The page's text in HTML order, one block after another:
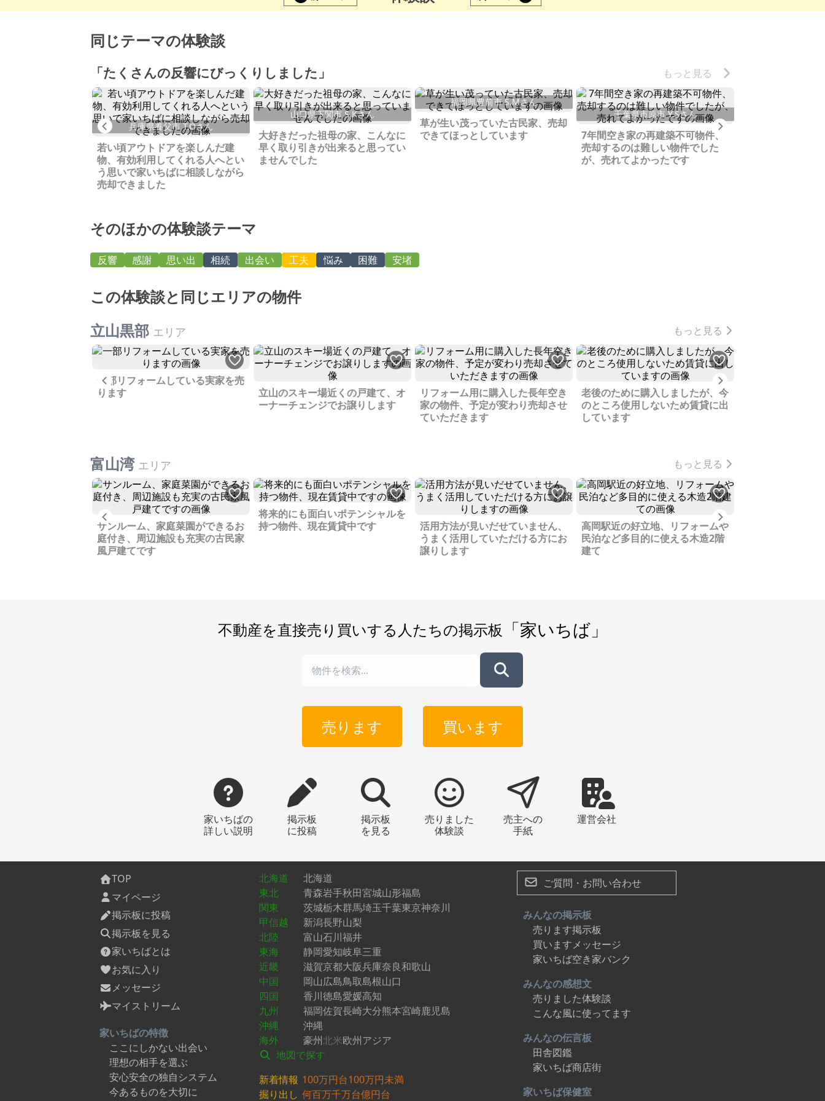
同じテーマの体験談
「たくさんの反響にびっくりしました」 もっと見る
Previous
兵庫県養父市 T.Oさん
若い頃アウトドアを楽しんだ建
物、有効利用してくれる人へとい
う思いで家いちばに相談しながら
売却できました
山口県下関市 S.Kさん
大好きだった祖母の家、こんなに
早く取り引きが出来ると思ってい
ませんでした
福岡県豊前市 S.Mさん
草が生い茂っていた古民家、売却
できてほっとしています
千葉県市原市 Y.Sさん
7年間空き家の再建築不可物件、
売却するのは難しい物件でした
が、売れてよかったです
そのほかの体験談テーマ
反響 感謝 思い出 相続 出会い 工夫 悩み 困難 安堵
この体験談と同じエリアの物件
立山黒部 エリア もっと見る
Previous
一部リフォームしている実家を売
ります
立山のスキー場近くの戸建て、オ
ーナーチェンジでお譲りします
リフォーム用に購入した長年空き
家の物件、予定が変わり売却させ
ていただきます
老後のために購入しましたが、今
のところ使用しないため賃貸に出
しています
富山湾 エリア もっと見る
Previous
サンルーム、家庭菜園ができるお
庭付き、周辺施設も充実の古民家
風戸建てです
将来的にも面白いポテンシャルを
持つ物件、現在賃貸中です
活用方法が見いだせていません、
うまく活用していただける方にお
譲りします
高岡駅近の好立地、リフォームや
民泊など多目的に使える木造2階
建て
不動産を直接売り買いする人たちの掲示板 「家いちば」
売ります 買います
家いちばの
詳しい説明
掲示板
に投稿
掲示板
を見る
売りました
体験談
売主への
手紙
運営会社
TOP
マイページ
掲示板に投稿
掲示板を見る
家いちばとは
お気に入り
メッセージ
マイストリーム
家いちばの特徴
ここにしかない出会い
理想の相手を選ぶ
安心安全の独自システム
今あるものを大切に
北海道
北海道
東北
青森岩手秋田宮城山形福島
関東
茨城栃木群馬埼玉千葉東京神奈川
甲信越
新潟長野山梨
北陸
富山石川福井
東海
静岡愛知岐阜三重
近畿
滋賀京都大阪兵庫奈良和歌山
中国
岡山広島鳥取島根山口
四国
香川徳島愛媛高知
九州
福岡佐賀長崎大分熊本宮崎鹿児島
沖縄
沖縄
海外
豪州北米欧州アジア
地図で探す
新着情報 100万円台100万円未満
掘り出し 何百万千万台億円台
ご質問・お問い合わせ
みんなの掲示板
売ります掲示板
買いますメッセージ
家いちば空き家バンク
みんなの感想文
売りました体験談
こんな風に使ってます
みんなの伝言板
田舎図鑑
家いちば商店街
家いちば保健室